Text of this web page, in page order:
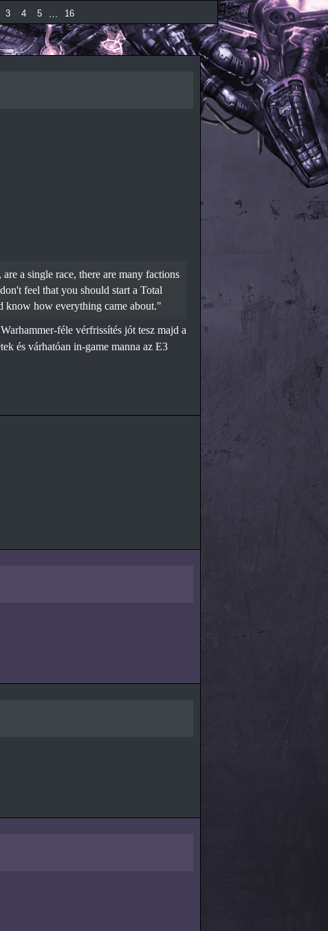
3 4 5 … 16
a single race, there are many factions
feel that you should start a Total
know how everything came about."
féle vérfrissítés jót tesz majd a
és várhatóan in-game manna az E3